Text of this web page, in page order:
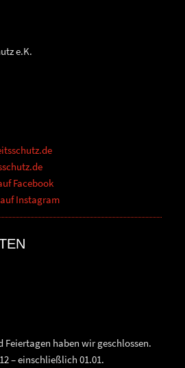
e.K.
Facebook
Instagram
Feiertagen haben wir geschlossen.
– einschließlich 01.01.